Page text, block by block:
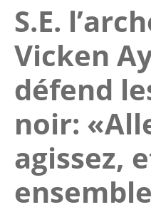
S.E.
Vicken
défend
noir:
agissez,